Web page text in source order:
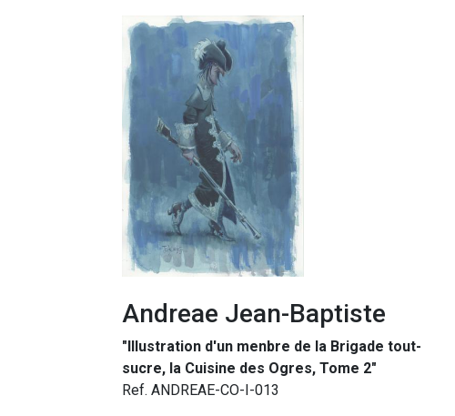
Andreae Jean-Baptiste
"Illustration d'un menbre de la Brigade tout-
sucre, la Cuisine des Ogres, Tome 2"
Ref. ANDREAE-CO-I-013